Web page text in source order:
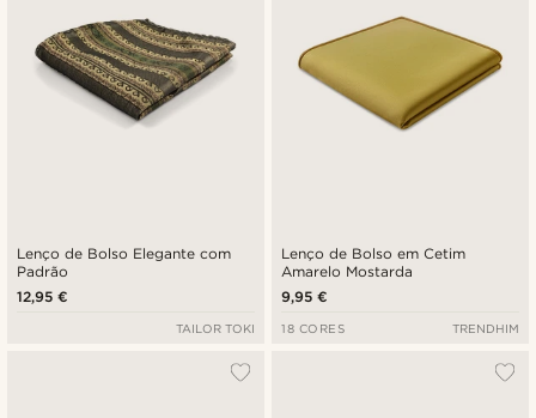
Lenço de Bolso Elegante com
Padrão
12,95 €
TAILOR TOKI
Lenço de Bolso em Cetim
Amarelo Mostarda
9,95 €
18 CORES TRENDHIM